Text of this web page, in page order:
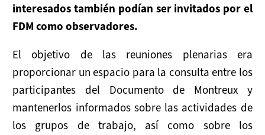
Apoyo
Cómo Participar
NOTICIAS
RECURSOS
interesados también podían ser invitados por el
FDM como observadores.
El objetivo de las reuniones plenarias era
proporcionar un espacio para la consulta entre los
participantes del Documento de Montreux y
mantenerlos informados sobre las actividades de
los grupos de trabajo, así como sobre los